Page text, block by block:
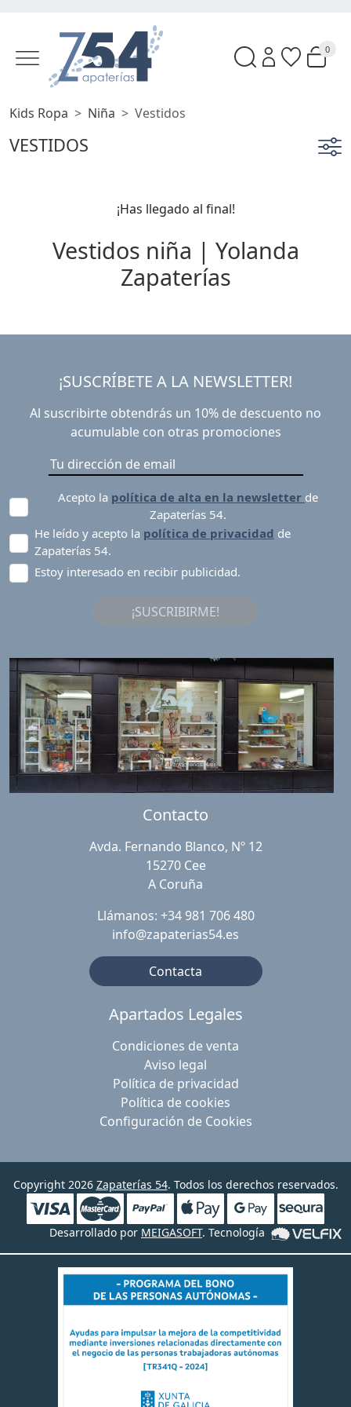
0
Kids Ropa Niña Vestidos
VESTIDOS
¡Has llegado al final!
Vestidos niña | Yolanda
Zapaterías
¡SUSCRÍBETE A LA NEWSLETTER!
Al suscribirte obtendrás un 10% de descuento no
acumulable con otras promociones
Acepto la política de alta en la newsletter de
Zapaterías 54.
He leído y acepto la política de privacidad de
Zapaterías 54.
Estoy interesado en recibir publicidad.
¡SUSCRIBIRME!
Contacto
Avda. Fernando Blanco, Nº 12
15270 Cee
A Coruña
Llámanos: +34 981 706 480
info@zapaterias54.es
Contacta
Apartados Legales
Condiciones de venta
Aviso legal
Política de privacidad
Política de cookies
Configuración de Cookies
Copyright 2026 Zapaterías 54. Todos los derechos reservados.
Desarrollado por MEIGASOFT. Tecnología